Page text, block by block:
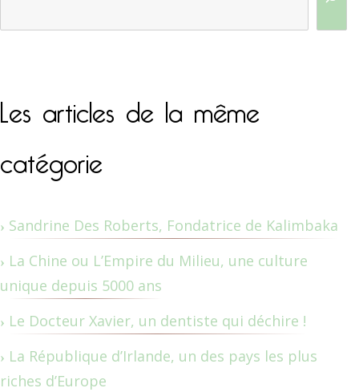
Les articles de la même
catégorie
Sandrine Des Roberts, Fondatrice de Kalimbaka
La Chine ou L’Empire du Milieu, une culture
unique depuis 5000 ans
Le Docteur Xavier, un dentiste qui déchire !
La République d’Irlande, un des pays les plus
riches d’Europe